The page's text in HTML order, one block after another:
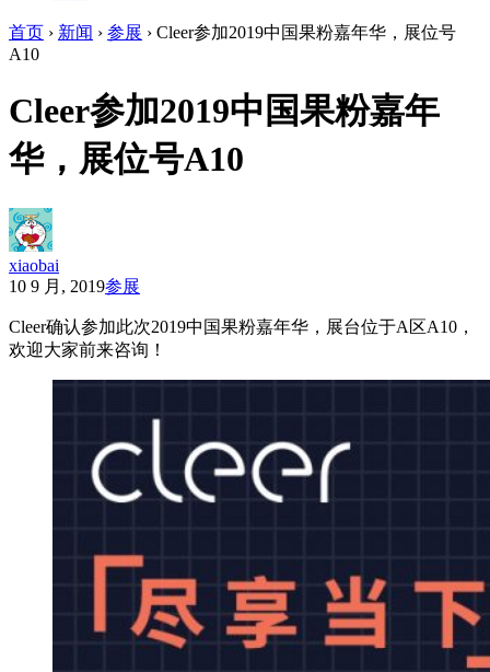
首页 › 新闻 › 参展 › Cleer参加2019中国果粉嘉年华，展位号
A10
Cleer参加2019中国果粉嘉年
华，展位号A10
xiaobai
10 9 月, 2019参展
Cleer确认参加此次2019中国果粉嘉年华，展台位于A区A10，
欢迎大家前来咨询！